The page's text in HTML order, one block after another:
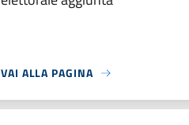
VAI ALLA PAGINA